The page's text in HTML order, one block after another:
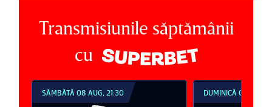
Transmisiunile săptămânii
cu
DUMINICĂ 09 AUG, 18:30 DUMINICĂ 09 AUG,